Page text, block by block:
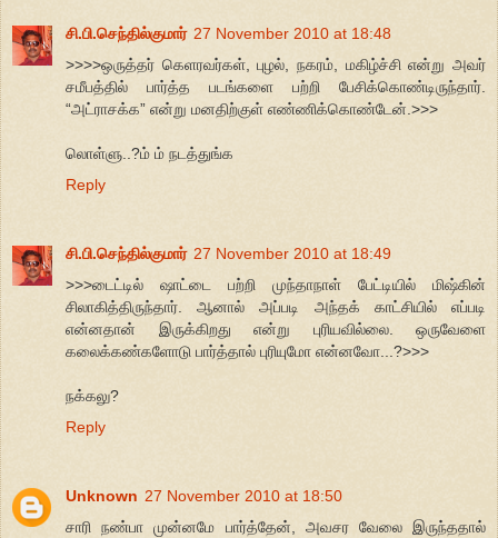
சி.பி.செந்தில்குமார் 27 November 2010 at 18:48
>>>>ஒருத்தர் கெளரவர்கள், புழல், நகரம், மகிழ்ச்சி என்று அவர்
சமீபத்தில் பார்த்த படங்களை பற்றி பேசிக்கொண்டிருந்தார்.
“அட்ராசக்க” என்று மனதிற்குள் எண்ணிக்கொண்டேன்.>>>
லொள்ளு..?ம் ம் நடத்துங்க
Reply
சி.பி.செந்தில்குமார் 27 November 2010 at 18:49
>>>டைட்டில் ஷாட்டை பற்றி முந்தாநாள் பேட்டியில் மிஷ்கின்
சிலாகித்திருந்தார். ஆனால் அப்படி அந்தக் காட்சியில் எப்படி
என்னதான் இருக்கிறது என்று புரியவில்லை. ஒருவேளை
கலைக்கண்களோடு பார்த்தால் புரியுமோ என்னவோ...?>>>
நக்கலு?
Reply
Unknown 27 November 2010 at 18:50
சாரி நண்பா முன்னமே பார்த்தேன், அவசர வேலை இருந்ததால்